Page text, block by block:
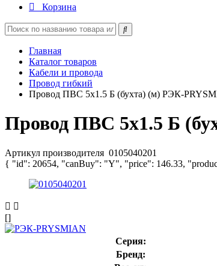
Корзина
Главная
Каталог товаров
Кабели и провода
Провод гибкий
Провод ПВС 5х1.5 Б (бухта) (м) РЭК-
Провод ПВС 5х1.5 Б
Артикул производителя 0105040201
{ "id": 20654, "canBuy": "Y", "price": 146.33,
[]
Серия:
Бренд: